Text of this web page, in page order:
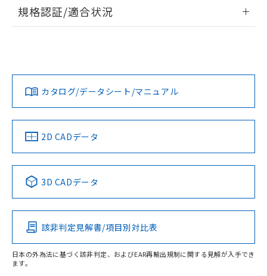
ログイン/会員登録
ダウンロードデータをご利用いただく前に、以下を必ずお読
みください。
ソフトウェアの使用条件
EU RoHS 注意事項・凡例
対応済み
中国 RoHS 注意事項・凡例
Pb Hg Cd Cr(VI)
O
規格認証/適合状況
LR型式承認
（イギリス
船舶規格）
DNV型式承認
（ノルウェー
BV型式承認
（フランス
KR型式
（韓国
Yes No No No
この製品の規格認証/適合状況ページへ
その他の認証はこちらのページからご検索ください
カタログ/データシート/マニュアル
2D CADデータ
3D CADデータ
該非判定見解書/項目別対比表
日本の外為法に基づく該非判定、およびEAR再輸出規制に関する見解が入手でき
ます。